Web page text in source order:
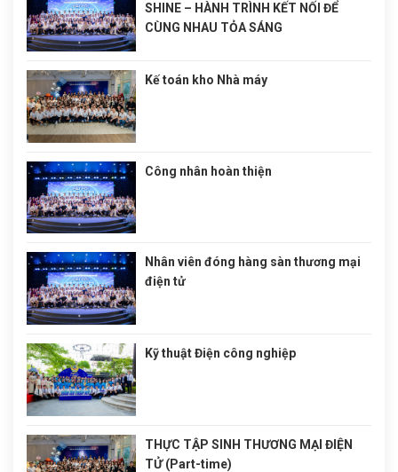
SHINE – HÀNH TRÌNH KẾT NỐI ĐỂ
CÙNG NHAU TỎA SÁNG
Kế toán kho Nhà máy
Công nhân hoàn thiện
Nhân viên đóng hàng sàn thương mại
điện tử
Kỹ thuật Điện công nghiệp
THỰC TẬP SINH THƯƠNG MẠI ĐIỆN
TỬ (Part-time)